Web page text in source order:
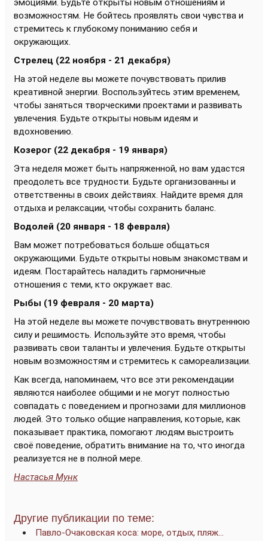
эмоциями. Будьте открыты новым отношениям и
возможностям. Не бойтесь проявлять свои чувства и
стремитесь к глубокому пониманию себя и
окружающих.
Стрелец (22 ноября - 21 декабря)
На этой неделе вы можете почувствовать прилив
креативной энергии. Воспользуйтесь этим временем,
чтобы заняться творческими проектами и развивать
увлечения. Будьте открыты новым идеям и
вдохновению.
Козерог (22 декабря - 19 января)
Эта неделя может быть напряженной, но вам удастся
преодолеть все трудности. Будьте организованны и
ответственны в своих действиях. Найдите время для
отдыха и релаксации, чтобы сохранить баланс.
Водолей (20 января - 18 февраля)
Вам может потребоваться больше общаться
окружающими. Будьте открыты новым знакомствам и
идеям. Постарайтесь наладить гармоничные
отношения с теми, кто окружает вас.
Рыбы (19 февраля - 20 марта)
На этой неделе вы можете почувствовать внутреннюю
силу и решимость. Используйте это время, чтобы
развивать свои таланты и увлечения. Будьте открыты
новым возможностям и стремитесь к самореализации.
Как всегда, напоминаем, что все эти рекомендации
являются наиболее общими и не могут полностью
совпадать с поведением и прогнозами для миллионов
людей. Это только общие направления, которые, как
показывает практика, помогают людям выстроить
своё поведение, обратить внимание на то, что иногда
реализуется не в полной мере.
Настасья Мунк
Другие публикации по теме:
Павло-Очаковская коса: море, отдых, пляж…